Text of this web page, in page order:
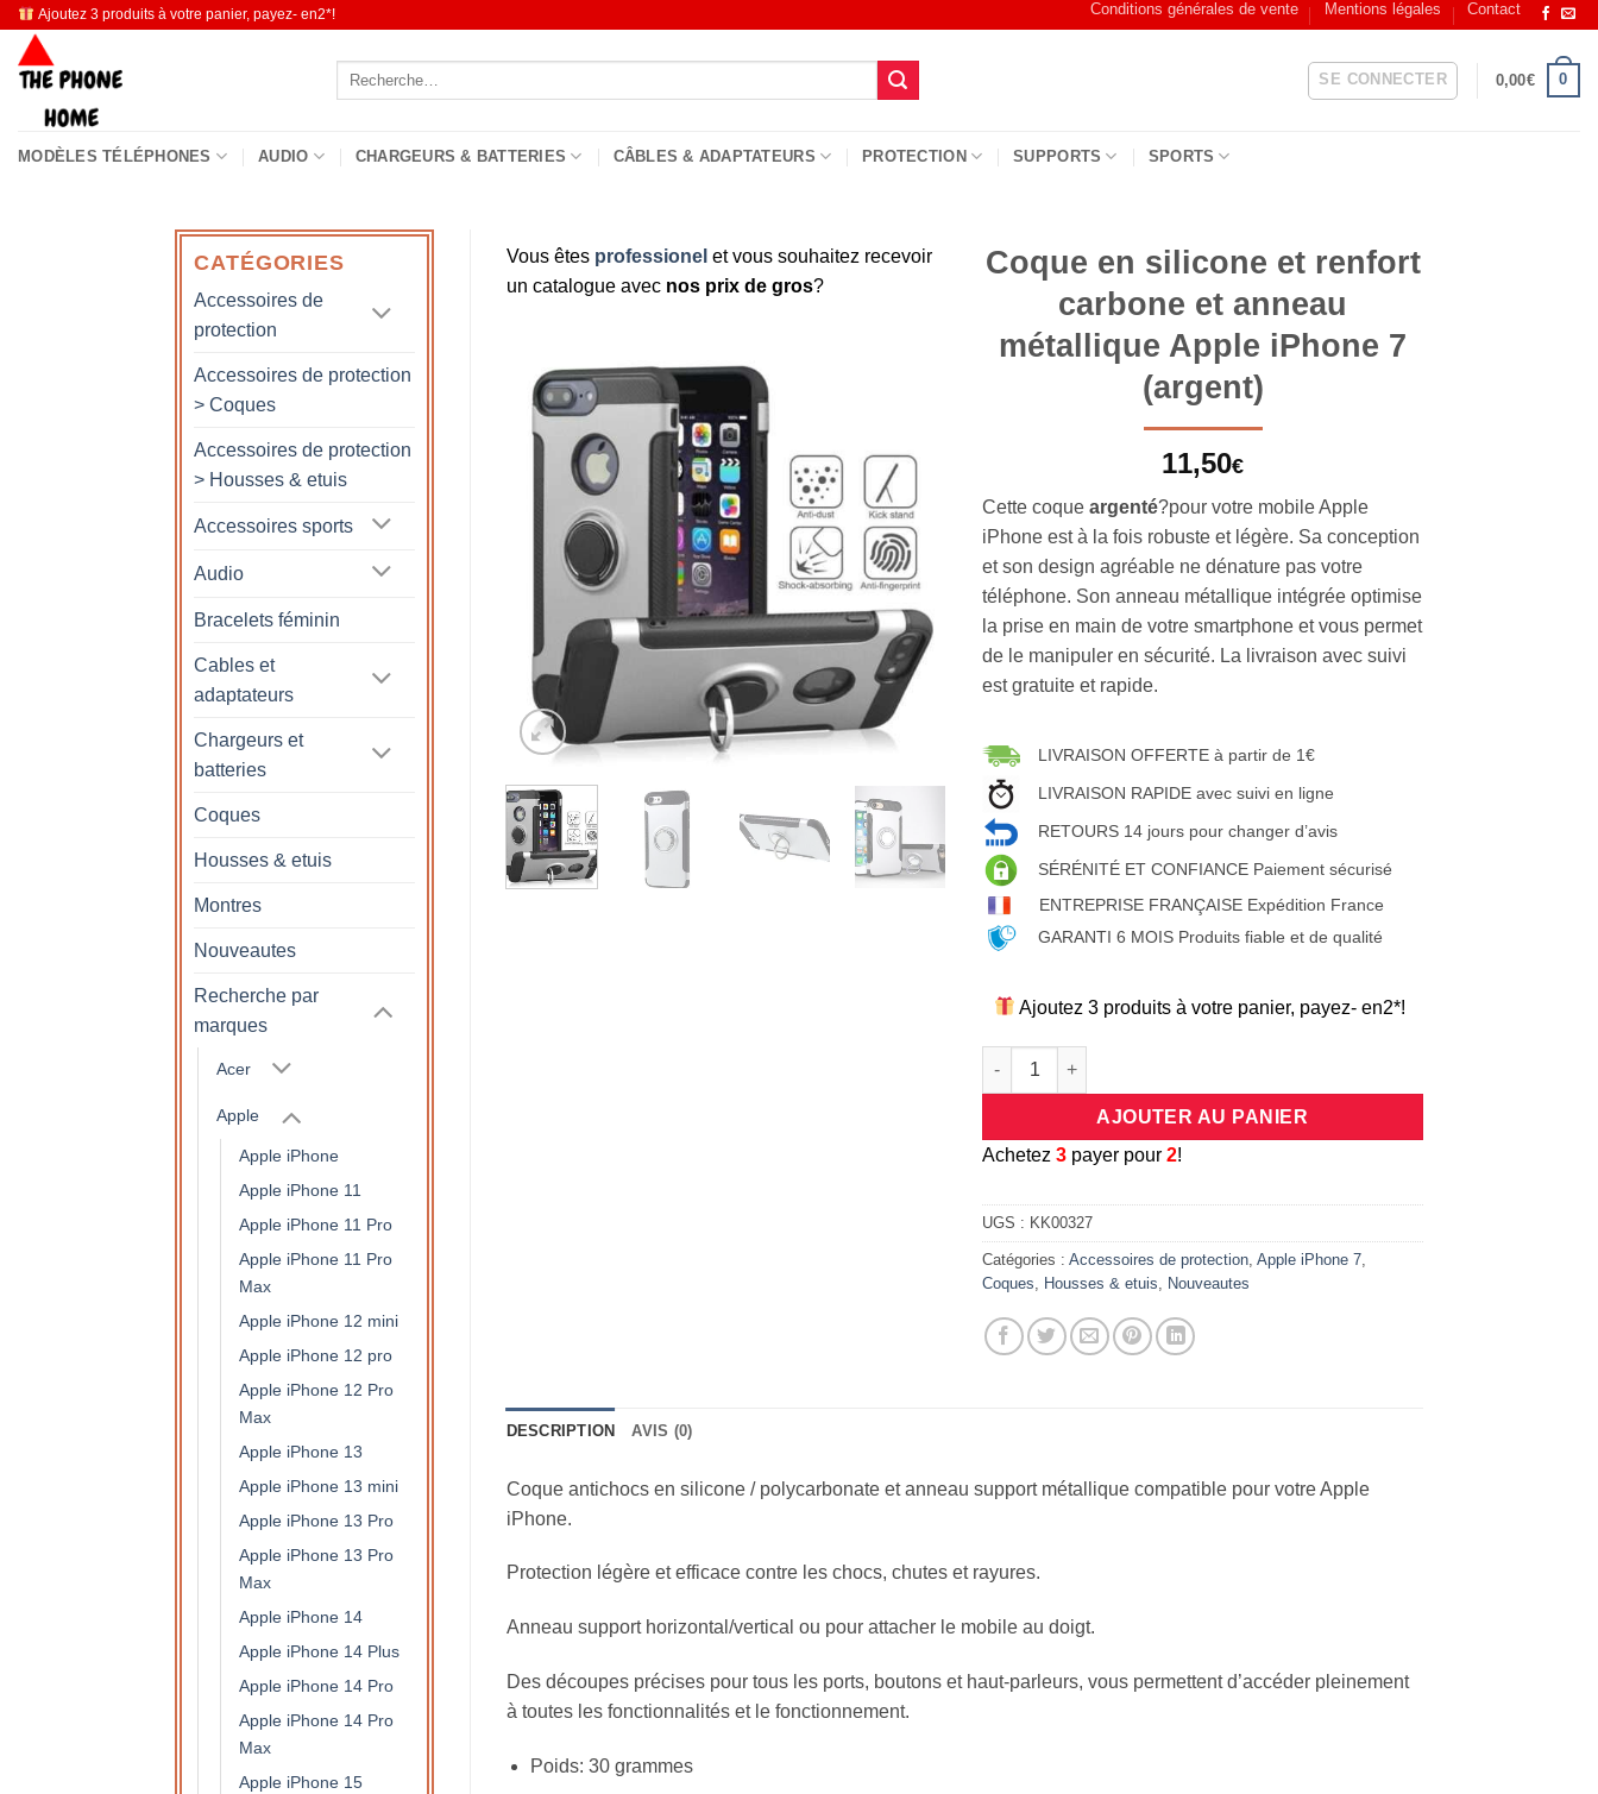
Passer
contenu
Ajoutez 3 produits à votre panier, payez- en2*! Conditions générales de vente Mentions légales Contact
Recherche
SE CONNECTER 0,00€ 0
MODÈLES TÉLÉPHONES AUDIO CHARGEURS & BATTERIES CÂBLES & ADAPTATEURS PROTECTION SUPPORTS SPORTS
CATÉGORIES
Accessoires de
protection
Accessoires de protection
> Coques
Accessoires de protection
> Housses & etuis
Accessoires sports
Audio
Bracelets féminin
Cables et
adaptateurs
Chargeurs et
batteries
Coques
Housses & etuis
Montres
Nouveautes
Recherche par
marques
Acer
Apple
Apple iPhone
Apple iPhone 11
Apple iPhone 11 Pro
Apple iPhone 11 Pro
Max
Apple iPhone 12 mini
Apple iPhone 12 pro
Apple iPhone 12 Pro
Max
Apple iPhone 13
Apple iPhone 13 mini
Apple iPhone 13 Pro
Apple iPhone 13 Pro
Max
Apple iPhone 14
Apple iPhone 14 Plus
Apple iPhone 14 Pro
Apple iPhone 14 Pro
Max
Apple iPhone 15
Vous êtes professionel et vous souhaitez recevoir
un catalogue avec nos prix de gros?
Coque en silicone et renfort
carbone et anneau
métallique Apple iPhone 7
(argent)
11,50€
Cette coque argenté?pour votre mobile Apple
iPhone est à la fois robuste et légère. Sa conception
et son design agréable ne dénature pas votre
téléphone. Son anneau métallique intégrée optimise
la prise en main de votre smartphone et vous permet
de le manipuler en sécurité. La livraison avec suivi
est gratuite et rapide.
LIVRAISON OFFERTE à partir de 1€
LIVRAISON RAPIDE avec suivi en ligne
RETOURS 14 jours pour changer d’avis
SÉRÉNITÉ ET CONFIANCE Paiement sécurisé
ENTREPRISE FRANÇAISE Expédition France
GARANTI 6 MOIS Produits fiable et de qualité
Ajoutez 3 produits à votre panier, payez- en2*!
quantité de Coque en silicone et renfort carbone et anneau métallique
AJOUTER AU PANIER
Achetez3 payer pour2!
UGS : KK00327
Catégories :Accessoires de protection ,Apple iPhone 7
Coques
Housses & etuis Nouveautes
DESCRIPTION AVIS (0)
Coque antichocs en silicone / polycarbonate et anneau support métallique compatible pour votre Apple
iPhone.
Protection légère et efficace contre les chocs, chutes et rayures.
Anneau support horizontal/vertical ou pour attacher le mobile au doigt.
Des découpes précises pour tous les ports, boutons et haut-parleurs, vous permettent d’accéder pleinement
à toutes les fonctionnalités et le fonctionnement.
Poids: 30 grammes